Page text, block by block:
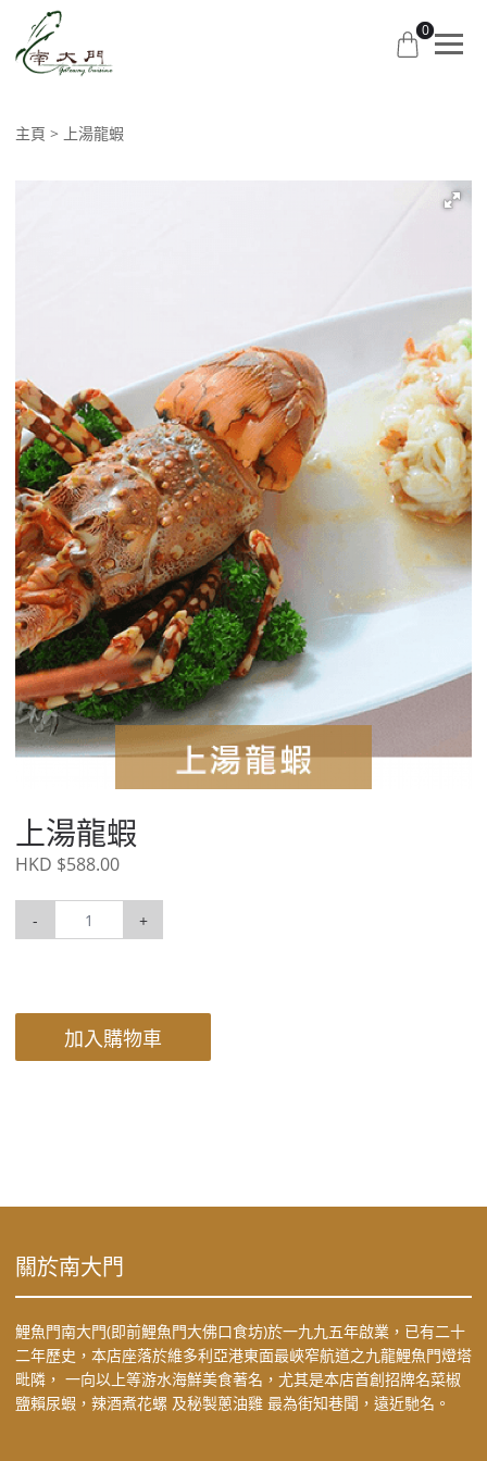
0
主頁 上湯龍蝦
上湯龍蝦
HKD $588.00
- +
加入購物車
關於南大門
鯉魚門南大門(即前鯉魚門大佛口食坊)於一九九五年啟業，已有二十
二年歷史，本店座落於維多利亞港東面最峽窄航道之九龍鯉魚門燈塔
毗隣， 一向以上等游水海鮮美食著名，尤其是本店首創招牌名菜椒
鹽賴尿蝦，辣酒煮花螺 及秘製蔥油雞 最為街知巷聞，遠近馳名。